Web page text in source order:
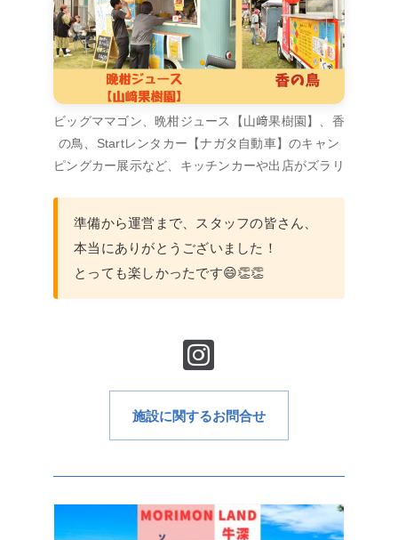
ビッグママゴン、晩柑ジュース【山﨑果樹園】、香
の鳥、Startレンタカー【ナガタ自動車】のキャン
ピングカー展示など、キッチンカーや出店がズラリ
準備から運営まで、スタッフの皆さん、
本当にありがとうございました！
とっても楽しかったです😄👏👏
施設に関するお問合せ